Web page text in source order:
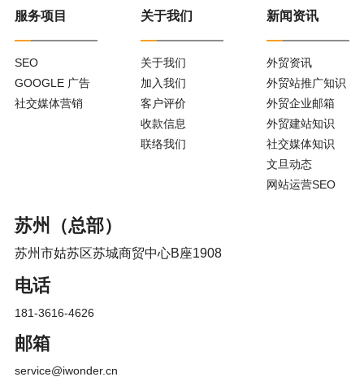
服务项目
SEO
GOOGLE 广告
社交媒体营销
关于我们
关于我们
加入我们
客户评价
收款信息
联络我们
新闻资讯
外贸资讯
外贸站推广知识
外贸企业邮箱
外贸建站知识
社交媒体知识
文旦动态
网站运营SEO
苏州（总部）
苏州市姑苏区苏城商贸中心B座1908
电话
181-3616-4626
邮箱
service@iwonder.cn